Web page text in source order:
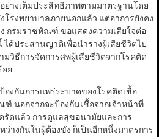
ย่างเต็มประสิทธิภาพตามมาตรฐานโดย
รงพยาบาลภายนอกแล้ว แต่อาการยังคง
กรมราชทัณฑ์ ขอแสดงความเสียใจต่อ
ได้ประสานญาติเพื่อนำร่างผู้เสียชีวิตไป
วิธีการจัดการศพผู้เสียชีวิตจากโรคติด
อย
องกันการแพร่ระบาดของโรคติดเชื้อ
นอกจากจะป้องกันเชื้อจากเจ้าหน้าที่
รัดแล้ว การดูแลสุขอนามัยและการ
ว่างกันในผู้ต้องขัง ก็เป็นอีกหนึ่งมาตรการ